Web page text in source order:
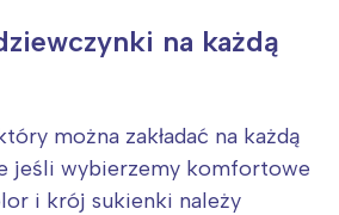
na każdą
można zakładać na każdą
jeśli wybierzemy komfortowe
i krój sukienki należy